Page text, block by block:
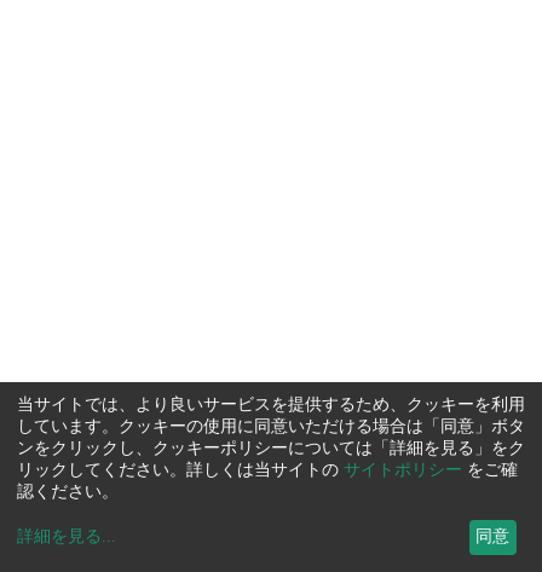
当サイトでは、より良いサービスを提供するため、クッキーを利用
しています。クッキーの使用に同意いただける場合は「同意」ボタ
ンをクリックし、クッキーポリシーについては「詳細を見る」をク
リックしてください。詳しくは当サイトの サイトポリシー をご確
認ください。
詳細を見る ... 同意